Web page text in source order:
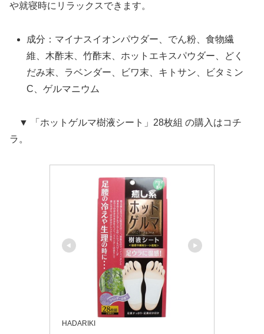
や就寝時にリラックスできます。
成分：マイナスイオンパウダー、でん粉、食物繊
維、木酢末、竹酢末、ホットエキスパウダー、どく
だみ末、ラベンダー、ビワ末、キトサン、ビタミン
C、ゲルマニウム
▼ 「ホットゲルマ樹液シート」28枚組 の購入はコチ
ラ。
HADARIKI